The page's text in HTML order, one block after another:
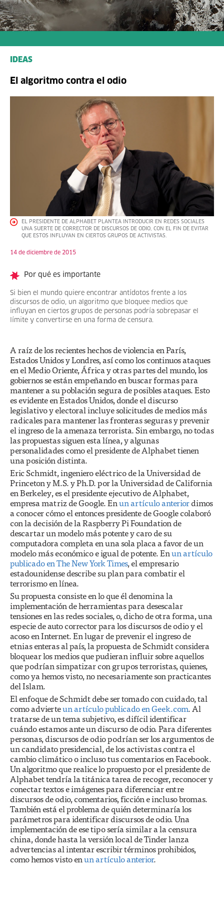
IDEAS
El algoritmo contra el odio
EL PRESIDENTE DE ALPHABET PLANTEA INTRODUCIR EN REDES SOCIALES
UNA SUERTE DE CORRECTOR DE DISCURSOS DE ODIO, CON EL FIN DE EVITAR
QUE ESTOS INFLUYAN EN CIERTOS GRUPOS DE ACTIVISTAS.
14 de diciembre de 2015
Por qué es importante
Si bien el mundo quiere encontrar antídotos frente a los
discursos de odio, un algoritmo que bloquee medios que
influyan en ciertos grupos de personas podría sobrepasar el
límite y convertirse en una forma de censura.
A raíz de los recientes hechos de violencia en París,
Estados Unidos y Londres, así como los continuos ataques
en el Medio Oriente, África y otras partes del mundo, los
gobiernos se están empeñando en buscar formas para
mantener a su población segura de posibles ataques. Esto
es evidente en Estados Unidos, donde el discurso
legislativo y electoral incluye solicitudes de medios más
radicales para mantener las fronteras seguras y prevenir
el ingreso de la amenaza terrorista. Sin embargo, no todas
las propuestas siguen esta línea, y algunas
personalidades como el presidente de Alphabet tienen
una posición distinta.
Eric Schmidt, ingeniero eléctrico de la Universidad de
Princeton y M.S. y Ph.D. por la Universidad de California
en Berkeley, es el presidente ejecutivo de Alphabet,
empresa matriz de Google. Enun artículo anteriordimos
a conocer cómo el entonces presidente de Google colaboró
con la decisión de la Raspberry Pi Foundation de
descartar un modelo más potente y caro de su
computadora completa en una sola placa a favor de un
modelo más económico e igual de potente. Enun artículo
publicado en The New York Times, el empresario
estadounidense describe su plan para combatir el
terrorismo en línea.
Su propuesta consiste en lo que él denomina la
implementación de herramientas para desescalar
tensiones en las redes sociales, o, dicho de otra forma, una
especie de auto corrector para los discursos de odio y el
acoso en Internet. En lugar de prevenir el ingreso de
etnias enteras al país, la propuesta de Schmidt considera
bloquear los medios que pudieran influir sobre aquellos
que podrían simpatizar con grupos terroristas, quienes,
como ya hemos visto, no necesariamente son practicantes
del Islam.
El enfoque de Schmidt debe ser tomado con cuidado, tal
como advierteun artículo publicado en Geek.com. Al
tratarse de un tema subjetivo, es difícil identificar
cuándo estamos ante un discurso de odio. Para diferentes
personas, discursos de odio podrían ser los argumentos de
un candidato presidencial, de los activistas contra el
cambio climático o incluso tus comentarios en Facebook.
Un algoritmo que realice lo propuesto por el presidente de
Alphabet tendría la titánica tarea de recoger, reconocer y
conectar textos e imágenes para diferenciar entre
discursos de odio, comentarios, ficción e incluso bromas.
También está el problema de quién determinaría los
parámetros para identificar discursos de odio. Una
implementación de ese tipo sería similar a la censura
china, donde hasta la versión local de Tinder lanza
advertencias al intentar escribir términos prohibidos,
como hemos visto enun artículo anterior.